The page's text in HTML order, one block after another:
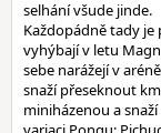
selhání všude jinde.
Každopádně tady
vyhýbají v letu
sebe narážejí v
snaží přeseknout
miniházenou a